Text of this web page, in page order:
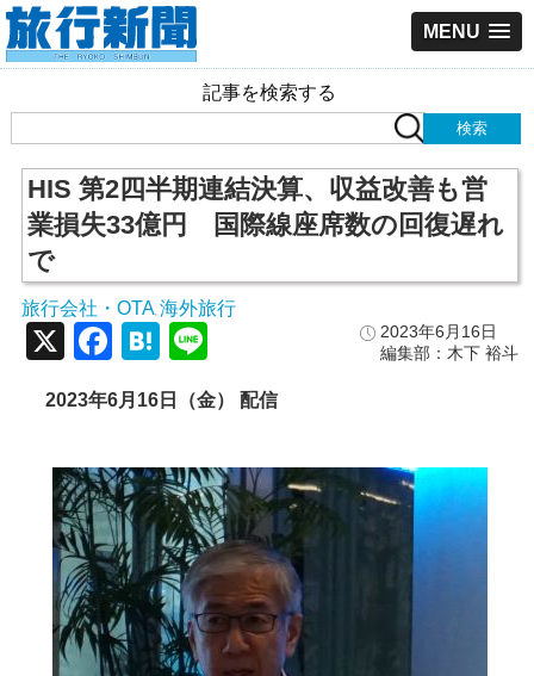
MENU
記事を検索する
HIS 第2四半期連結決算、収益改善も営
業損失33億円 国際線座席数の回復遅れ
で
旅行会社・OTA, 海外旅行
2023年6月16日
編集部：木下 裕斗
X Facebook
Hatena
2023年6月16日（金） 配信